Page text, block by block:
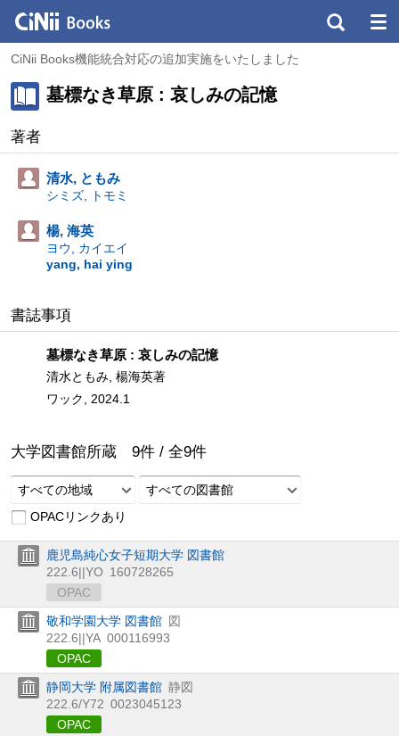
CiNii Books機能統合対応の追加実施をいたしました
墓標なき草原 : 哀しみの記憶
著者
清水, ともみ
シミズ, トモミ
楊, 海英
ヨウ, カイエイ
yang, hai ying
書誌事項
墓標なき草原 : 哀しみの記憶
清水ともみ, 楊海英著
ワック, 2024.1
大学図書館所蔵 9件 / 全9件
すべての地域
すべての図書館
OPACリンクあり
鹿児島純心女子短期大学 図書館
222.6||YO 160728265
OPAC
敬和学園大学 図書館 図
222.6||YA 000116993
OPAC
静岡大学 附属図書館 静図
222.6/Y72 0023045123
OPAC